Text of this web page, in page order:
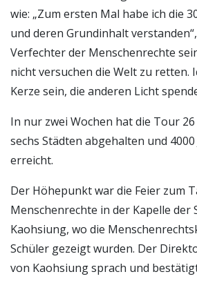
wie: „Zum ersten Mal habe ich die
und deren Grundinhalt
Verfechter der Menschenrechte
nicht versuchen die Welt zu retten.
Kerze sein, die anderen Licht
In nur zwei Wochen hat die Tour
sechs Städten abgehalten und
erreicht.
Der Höhepunkt war die Feier zum
Menschenrechte in der Kapelle der
Kaohsiung, wo die
Schüler gezeigt wurden. Der
von Kaohsiung sprach und